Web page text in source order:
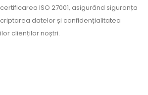
ISO 27001, asigurând siguranța
datelor și confidențialitatea
clienților noștri.